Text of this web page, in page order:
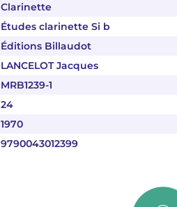
Clarinette
Études clarinette Si b
Éditions Billaudot
LANCELOT Jacques
MRB1239-1
24
1970
9790043012399